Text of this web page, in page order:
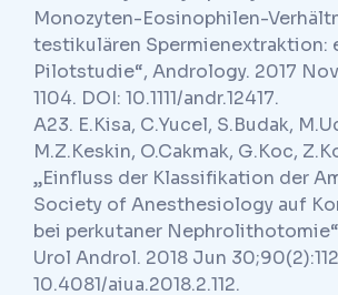
Monozyten-Eosinophilen-
testikulären Spermienextraktion:
Pilotstudie“, Andrology. 2017
1104. DOI: 10.1111/andr.12417.
A23. E.Kisa, C.Yucel, S.Budak,
M.Z.Keskin, O.Cakmak, G.Koc,
„Einfluss der Klassifikation der
Society of Anesthesiology auf
bei perkutaner
Urol Androl. 2018 Jun
10.4081/aiua.2018.2.112.